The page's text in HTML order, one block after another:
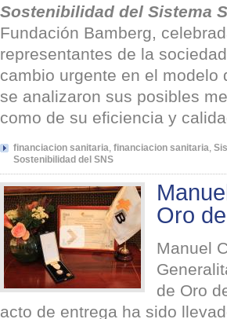
Sostenibilidad del Sistema
Fundación Bamberg,
representantes de la
cambio urgente en el modelo
se analizaron sus posibles
como de su eficiencia y
financiacion sanitaria financiacion sanitaria
Sostenibilidad del SNS
Oro
Manuel
de Oro
acto de entrega ha sido